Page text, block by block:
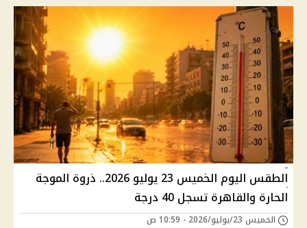
الطقس اليوم الخميس 23 يوليو 2026.. ذروة الموجة
الحارة والقاهرة تسجل 40 درجة
الخميس 23/يوليو/2026 - 10:59 ص